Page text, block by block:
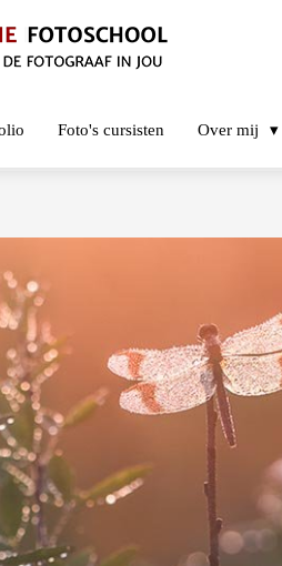
Foto's cursisten Over mij